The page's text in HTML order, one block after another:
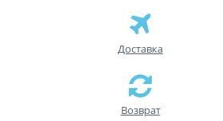
Доставка
Возврат